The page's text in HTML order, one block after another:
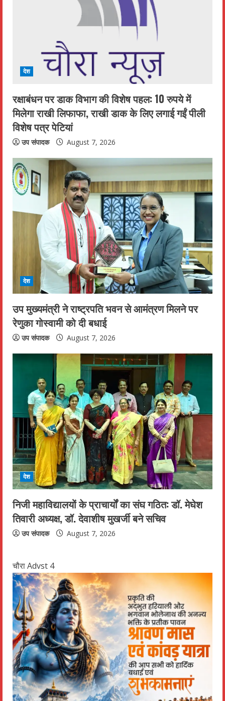
n
g
देश
रक्षाबंधन पर डाक विभाग की विशेष पहल: 10 रुपये में
मिलेगा राखी लिफाफा, राखी डाक के लिए लगाई गईं पीली
विशेष पत्र पेटियां
उप संपादक August 7, 2026
देश
उप मुख्यमंत्री ने राष्ट्रपति भवन से आमंत्रण मिलने पर
रेणुका गोस्वामी को दी बधाई
उप संपादक August 7, 2026
देश
निजी महाविद्यालयों के प्राचार्यों का संघ गठित: डॉ. मेघेश
तिवारी अध्यक्ष, डॉ. देवाशीष मुखर्जी बने सचिव
उप संपादक August 7, 2026
चौरा Advst 4